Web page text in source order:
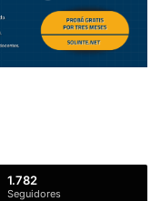
1.782
Seguidores